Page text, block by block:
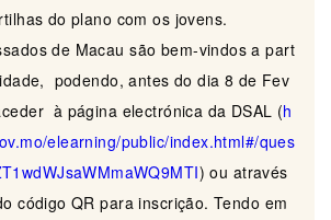
do plano com os jovens.
de Macau são bem-vindos a part
podendo, antes do dia 8 de Fev
à página electrónica da DSAL (h
elearning/public/index.html#/ques
) ou através
código QR para inscrição. Tendo em